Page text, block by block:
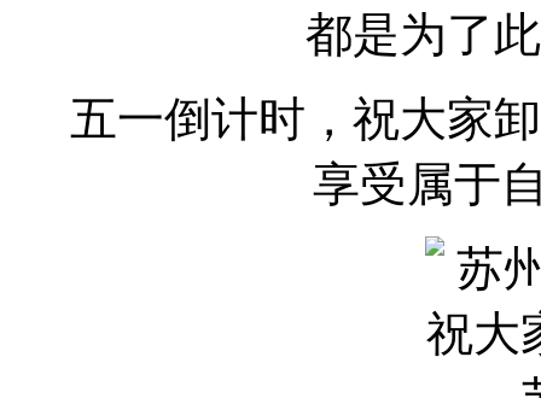
都是为了
五一倒计时，祝大家
享受属于